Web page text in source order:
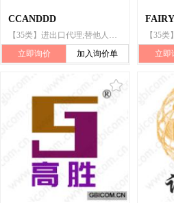
CCANDDD
【35类】进出口代理;替他人推销;替他人采购（替其他企业购买商品或服务）
立即询价
加入询价单
立即